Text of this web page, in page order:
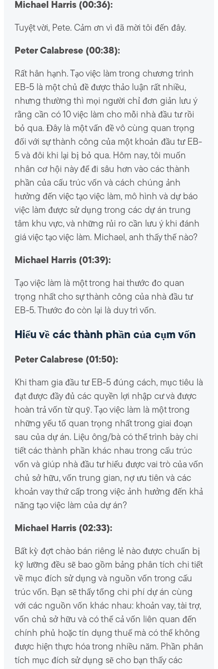
Michael Harris (00:36):
Tuyệt vời, Pete. Cảm ơn vì đã mời tôi đến đây.
Peter Calabrese (00:38):
Rất hân hạnh. Tạo việc làm trong chương trình
EB-5 là một chủ đề được thảo luận rất nhiều,
nhưng thường thì mọi người chỉ đơn giản lưu ý
rằng cần có 10 việc làm cho mỗi nhà đầu tư rồi
bỏ qua. Đây là một vấn đề vô cùng quan trọng
đối với sự thành công của một khoản đầu tư EB-
5 và đôi khi lại bị bỏ qua. Hôm nay, tôi muốn
nhân cơ hội này để đi sâu hơn vào các thành
phần của cấu trúc vốn và cách chúng ảnh
hưởng đến việc tạo việc làm, mô hình và dự báo
việc làm được sử dụng trong các dự án trung
tâm khu vực, và những rủi ro cần lưu ý khi đánh
giá việc tạo việc làm. Michael, anh thấy thế nào?
Michael Harris (01:39):
Tạo việc làm là một trong hai thước đo quan
trọng nhất cho sự thành công của nhà đầu tư
EB-5. Thước đo còn lại là duy trì vốn.
Hiểu về các thành phần của cụm vốn
Peter Calabrese (01:50):
Khi tham gia đầu tư EB-5 đúng cách, mục tiêu là
đạt được đầy đủ các quyền lợi nhập cư và được
hoàn trả vốn từ quỹ. Tạo việc làm là một trong
những yếu tố quan trọng nhất trong giai đoạn
sau của dự án. Liệu ông/bà có thể trình bày chi
tiết các thành phần khác nhau trong cấu trúc
vốn và giúp nhà đầu tư hiểu được vai trò của vốn
chủ sở hữu, vốn trung gian, nợ ưu tiên và các
khoản vay thứ cấp trong việc ảnh hưởng đến khả
năng tạo việc làm của dự án?
Michael Harris (02:33):
Bất kỳ đợt chào bán riêng lẻ nào được chuẩn bị
kỹ lưỡng đều sẽ bao gồm bảng phân tích chi tiết
về mục đích sử dụng và nguồn vốn trong cấu
trúc vốn. Bạn sẽ thấy tổng chi phí dự án cùng
với các nguồn vốn khác nhau: khoản vay, tài trợ,
vốn chủ sở hữu và có thể cả vốn liên quan đến
chính phủ hoặc tín dụng thuế mà có thể không
được hiện thực hóa trong nhiều năm. Phần phân
tích mục đích sử dụng sẽ cho bạn thấy các